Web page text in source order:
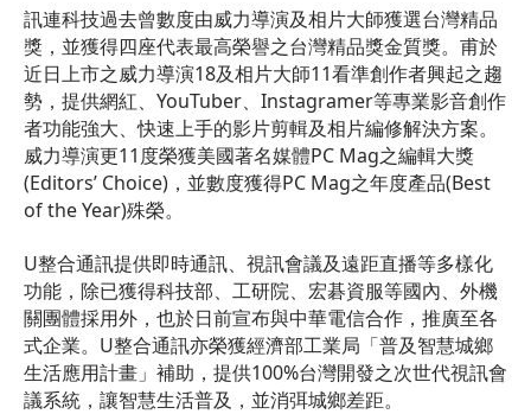
訊連科技過去曾數度由威力導演及相片大師獲選台灣精品
獎，並獲得四座代表最高榮譽之台灣精品獎金質獎。甫於
近日上市之威力導演18及相片大師11看準創作者興起之趨
勢，提供網紅、YouTuber、Instagramer等專業影音創作
者功能強大、快速上手的影片剪輯及相片編修解決方案。
威力導演更11度榮獲美國著名媒體PC Mag之編輯大獎
(Editors’ Choice)，並數度獲得PC Mag之年度產品(Best
of the Year)殊榮。
U整合通訊提供即時通訊、視訊會議及遠距直播等多樣化
功能，除已獲得科技部、工研院、宏碁資服等國內、外機
關團體採用外，也於日前宣布與中華電信合作，推廣至各
式企業。U整合通訊亦榮獲經濟部工業局「普及智慧城鄉
生活應用計畫」補助，提供100%台灣開發之次世代視訊會
議系統，讓智慧生活普及，並消弭城鄉差距。